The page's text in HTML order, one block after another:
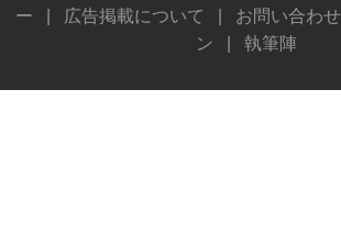
ー
広告掲載について お問い合わせ
ン
執筆陣